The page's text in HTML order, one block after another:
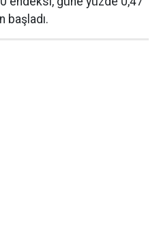
başladı.